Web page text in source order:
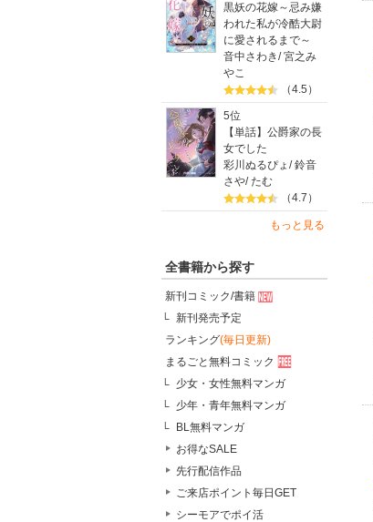
黒妖の花嫁～忌み嫌
われた私が冷酷大尉
に愛されるまで～
音中さわき/宮之み
やこ
（4.5）
5位
【単話】公爵家の長
女でした
彩川ぬるぴょ /鈴音
さや/たむ
（4.7）
もっと見る
全書籍から探す
新刊コミック/書籍
新刊発売予定
ランキング(毎日更新)
まるごと無料コミック
少女・女性無料マンガ
少年・青年無料マンガ
BL無料マンガ
お得なSALE
先行配信作品
ご来店ポイント毎日GET
シーモアでポイ活